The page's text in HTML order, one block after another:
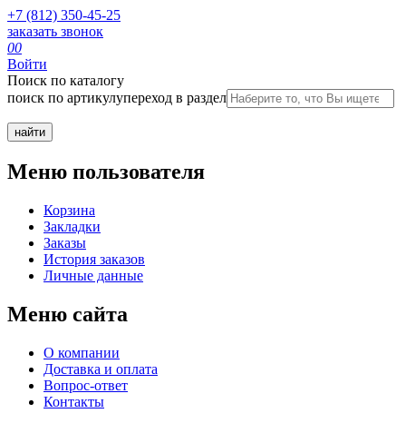
+7 (812) 350-45-25
заказать звонок
00
Войти
Поиск по каталогу
поиск по артикулупереход в раздел
Меню пользователя
Корзина
Закладки
Заказы
История заказов
Личные данные
Меню сайта
О компании
Доставка и оплата
Вопрос-ответ
Контакты